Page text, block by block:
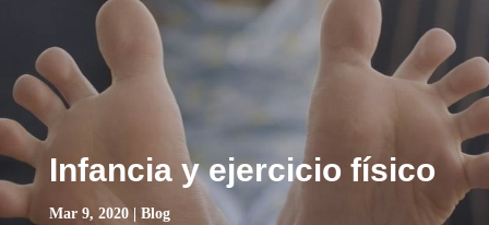
Infancia y ejercicio físico
Mar 9, 2020| Blog